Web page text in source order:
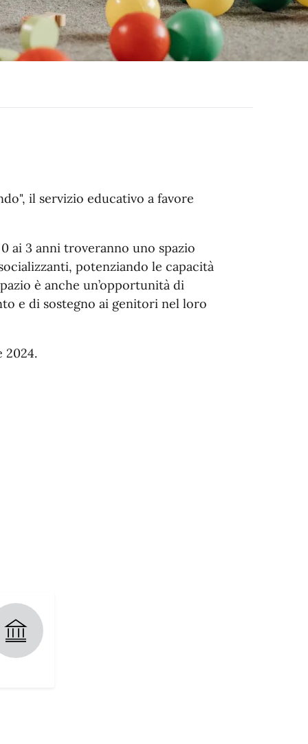
il servizio educativo a favore
ai 3 anni troveranno uno spazio
potenziando le capacità
è anche un’opportunità di
e di sostegno ai genitori nel loro
2024.